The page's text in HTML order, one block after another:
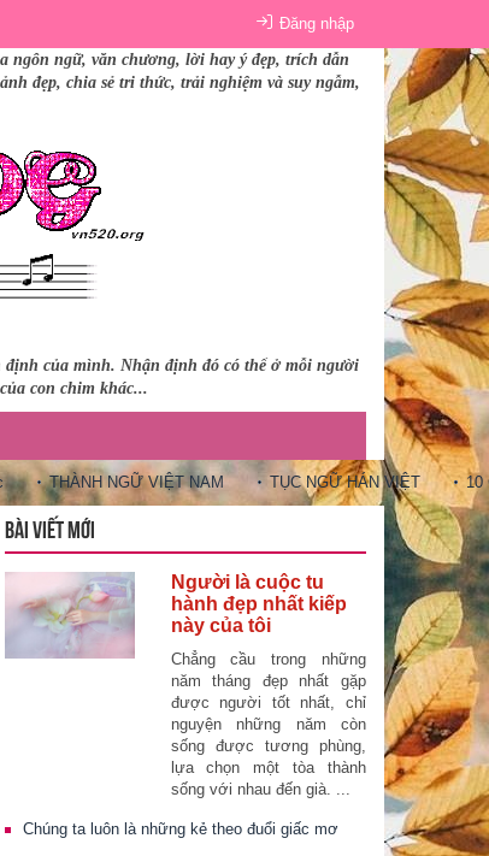
Đăng nhập
ngôn ngữ, văn chương, lời hay ý đẹp, trích dẫn
đẹp, chia sẻ tri thức, trải nghiệm và suy ngẫm,
của mình. Nhận định đó có thể ở mỗi người
con chim khác...
THÀNH NGỮ VIỆT NAM TỤC NGỮ HÁN VIỆT 10
BÀI VIẾT MỚI
Người là cuộc tu
hành đẹp nhất kiếp
này của tôi
Chẳng cầu trong những
năm tháng đẹp nhất gặp
được người tốt nhất, chỉ
nguyện những năm còn
sống được tương phùng,
lựa chọn một tòa thành
sống với nhau đến già. ...
Chúng ta luôn là những kẻ theo đuổi giấc mơ